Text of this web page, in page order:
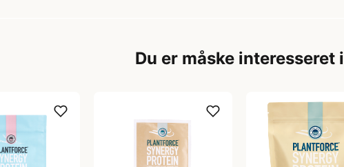
Du er måske interesseret i